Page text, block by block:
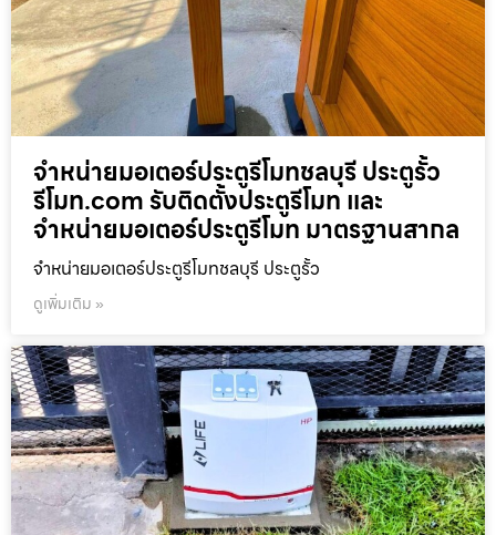
จำหน่ายมอเตอร์ประตูรีโมทชลบุรี ประตูรั้ว
รีโมท.com รับติดตั้งประตูรีโมท และ
จำหน่ายมอเตอร์ประตูรีโมท มาตรฐานสากล
จำหน่ายมอเตอร์ประตูรีโมทชลบุรี ประตูรั้ว
ดูเพิ่มเติม »